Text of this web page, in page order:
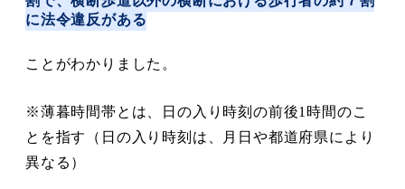
に法令違反がある
ことがわかりました。
※薄暮時間帯とは、日の入り時刻の前後1時間のこ
とを指す（日の入り時刻は、月日や都道府県により
異なる）